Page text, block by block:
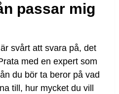
passar mig
svårt att svara på, det
med en expert som
du bör ta beror på vad
till, hur mycket du vill